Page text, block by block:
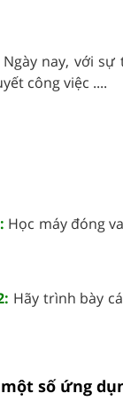
Ngày nay, với
công việc ....
Học máy đóng
Hãy trình bày
số ứng